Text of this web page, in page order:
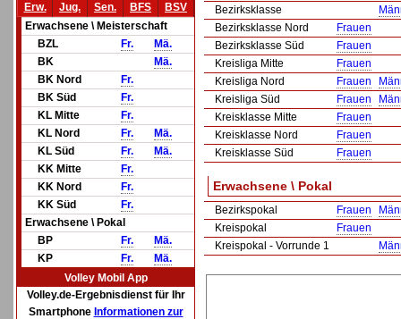
Erw.
Jug. Sen. BFS
BSV
Erwachsene \ Meisterschaft
BZL
Fr.
Mä.
BK
Mä.
BK Nord
Fr.
BK Süd
Fr.
KL Mitte
Fr.
KL Nord
Fr.
Mä.
KL Süd
Fr.
Mä.
KK Mitte
Fr.
KK Nord
Fr.
KK Süd
Fr.
Erwachsene \ Pokal
BP
Fr.
Mä.
KP
Fr.
Mä.
Volley Mobil App
Volley.de-Ergebnisdienst für Ihr
Smartphone Informationen zur
Bezirksklasse
Bezirksklasse Nord
Frauen
Bezirksklasse Süd
Frauen
Kreisliga Mitte
Frauen
Kreisliga Nord
Frauen
Kreisliga Süd
Frauen
Kreisklasse Mitte
Frauen
Kreisklasse Nord
Frauen
Kreisklasse Süd
Frauen
Erwachsene \ Pokal
Bezirkspokal Frauen
Kreispokal
Frauen
Kreispokal - Vorrunde 1